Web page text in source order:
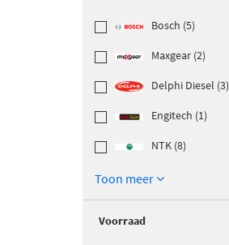
Bosch (5)
Maxgear (2)
Delphi Diesel (3)
Engitech (1)
NTK (8)
Toon meer
Voorraad